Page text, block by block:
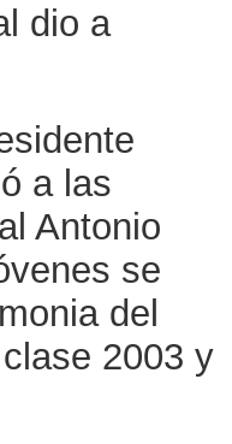
dio a
a las
Antonio
se
del
2003 y